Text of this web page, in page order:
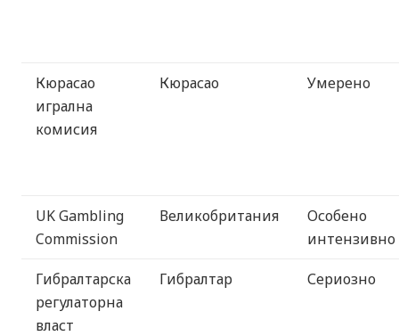
Кюрасао
игрална
комисия
Кюрасао Умерено
UK Gambling
Commission
Великобритания
Особено
интензивно
Гибралтарска
регулаторна
власт
Гибралтар Сериозно